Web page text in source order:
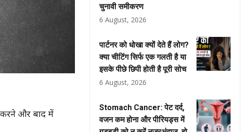
करने और बाद में
चुनावी समीकरण
6 August, 2026
पार्टनर को धोखा क्यों देते हैं लोग?
क्या चीटिंग सिर्फ एक गलती है या
इसके पीछे छिपी होती है पूरी सोच
6 August, 2026
Stomach Cancer: पेट दर्द,
वजन कम होना और पीरियड्स में